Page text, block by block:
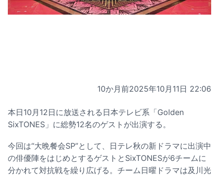
10か月前2025年10月11日 22:06
本日10月12日に放送される日本テレビ系「Golden
SixTONES」に総勢12名のゲストが出演する。
今回は“大晩餐会SP”として、日テレ秋の新ドラマに出演中
の俳優陣をはじめとするゲストとSixTONESが6チームに
分かれて対抗戦を繰り広げる。チーム日曜ドラマは及川光